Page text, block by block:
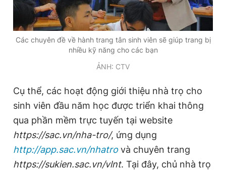
Các chuyên đề về hành trang tân sinh viên sẽ giúp trang bị
nhiều kỹ năng cho các bạn
ẢNH: CTV
Cụ thể, các hoạt động giới thiệu nhà trọ cho
sinh viên đầu năm học được triển khai thông
qua phần mềm trực tuyến tại website
https://sac.vn/nha-tro/, ứng dụng
http://app.sac.vn/nhatro và chuyên trang
https://sukien.sac.vn/vlnt. Tại đây, chủ nhà trọ